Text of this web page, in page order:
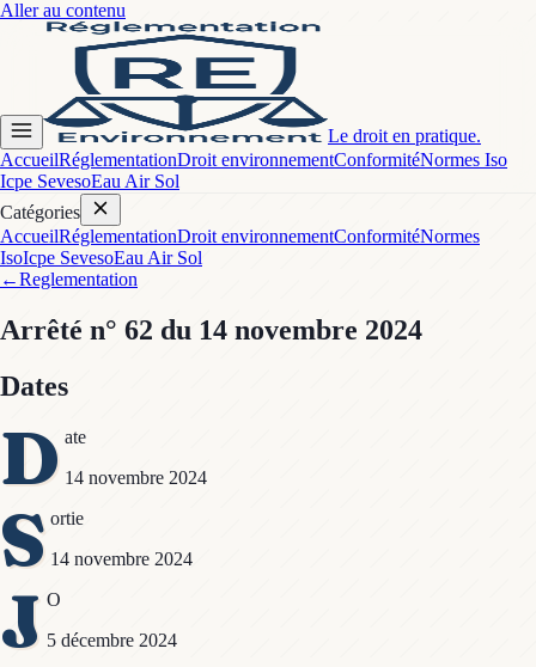
Aller au contenu
Le droit en pratique.
AccueilRéglementationDroit environnementConformitéNormes Iso
Icpe SevesoEau Air Sol
Catégories
AccueilRéglementationDroit environnementConformitéNormes
IsoIcpe SevesoEau Air Sol
←Reglementation
Arrêté n° 62 du 14 novembre 2024
Dates
D ate
14 novembre 2024
S ortie
14 novembre 2024
J O
5 décembre 2024